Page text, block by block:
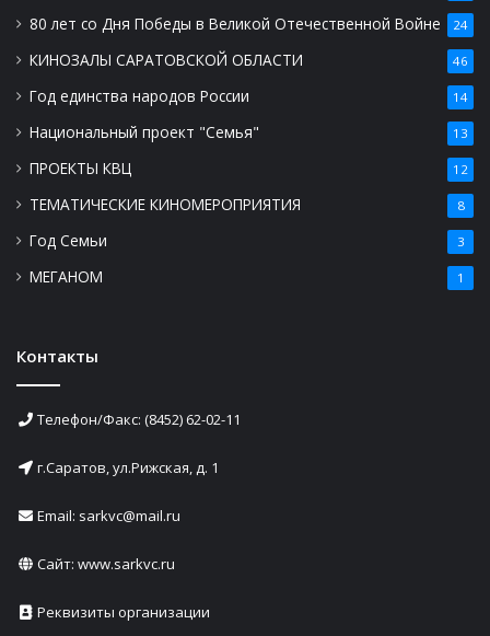
80 лет со Дня Победы в Великой Отечественной Войне 24
КИНОЗАЛЫ САРАТОВСКОЙ ОБЛАСТИ 46
Год единства народов России 14
Национальный проект "Семья" 13
ПРОЕКТЫ КВЦ 12
ТЕМАТИЧЕСКИЕ КИНОМЕРОПРИЯТИЯ 8
Год Семьи 3
МЕГАНОМ 1
Контакты
Телефон/Факс: (8452) 62-02-11
г.Саратов, ул.Рижская, д. 1
Email: sarkvc@mail.ru
Сайт: www.sarkvc.ru
Реквизиты организации